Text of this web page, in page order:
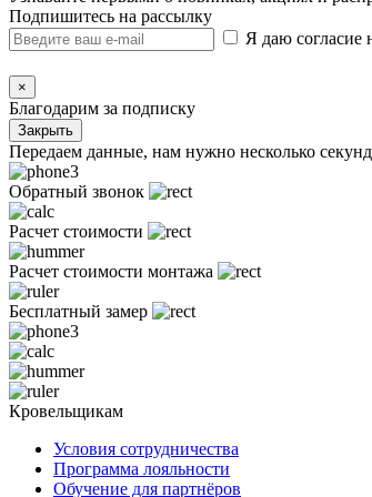
Подпишитесь на рассылку
Я даю согласие
×
Благодарим за подписку
Закрыть
Передаем данные, нам нужно несколько секунд
Обратный звонок
Расчет стоимости
Расчет стоимости монтажа
Бесплатный замер
Кровельщикам
Условия сотрудничества
Программа лояльности
Обучение для партнёров